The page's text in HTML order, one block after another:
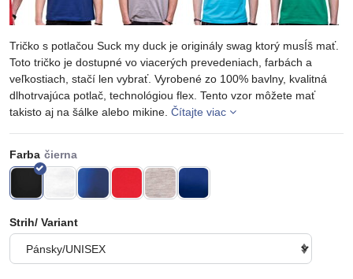
Tričko s potlačou Suck my duck je originály swag ktorý musÍš mať.
Toto tričko je dostupné vo viacerých prevedeniach, farbách a
veľkostiach, stačí len vybrať. Vyrobené zo 100% bavlny, kvalitná
dlhotrvajúca potlač, technológiou flex. Tento vzor môžete mať
takisto aj na šálke alebo mikine. Čítajte viac
Farba
Strih/ Variant